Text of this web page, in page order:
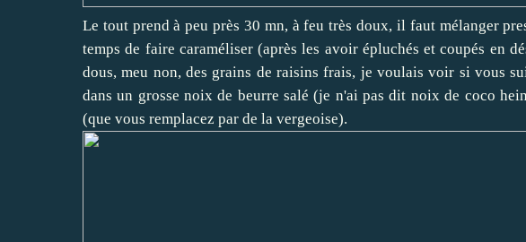
Le tout prend à peu près 30 mn, à feu très doux, il faut mélanger
temps de faire caraméliser (après les avoir épluchés et coupés en
dous, meu non, des grains de raisins frais, je voulais voir si vous
dans un grosse noix de beurre salé (je n'ai pas dit noix de coco
(que vous remplacez par de la vergeoise).